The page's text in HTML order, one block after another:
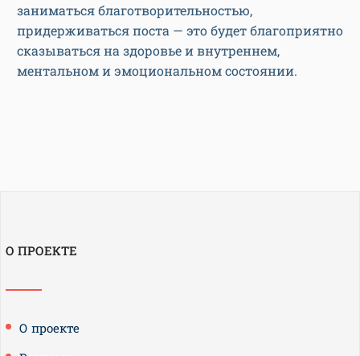
заниматься благотворительностью,
придерживаться поста — это будет благоприятно
сказываться на здоровье и внутреннем,
ментальном и эмоциональном состоянии.
О ПРОЕКТЕ
О проекте